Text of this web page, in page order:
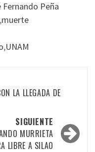
Fernando Peña
,muerte
,UNAM
LA LLEGADA DE
SIGUIENTE
MURRIETA
LIBRE A SILAO